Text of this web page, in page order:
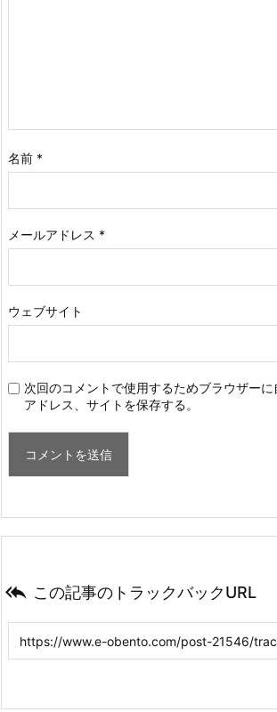
名前 *
メールアドレス *
ウェブサイト
次回のコメントで使用するためブラウザー
アドレス、サイトを保存する。
 この記事のトラックバックURL